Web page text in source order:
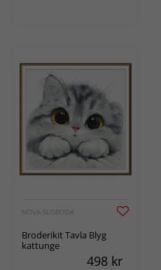
NOVA SLOBODA
Broderikit Tavla Blyg
kattunge
498 kr